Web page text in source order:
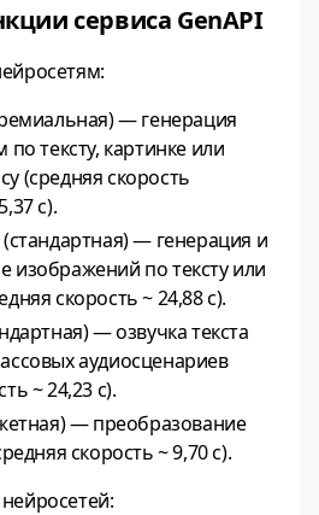
сервиса GenAPI
— генерация
по тексту, картинке или
(средняя скорость
с).
— генерация и
изображений по тексту или
скорость ~ 24,88 с).
— озвучка текста
аудиосценариев
~ 24,23 с).
— преобразование
скорость ~ 9,70 с).